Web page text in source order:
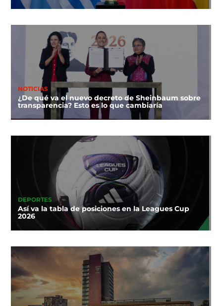
NOTICIAS
¿De qué va el nuevo decreto de Sheinbaum sobre
transparencia? Esto es lo que cambiaría
DEPORTES
Así va la tabla de posiciones en la Leagues Cup
2026